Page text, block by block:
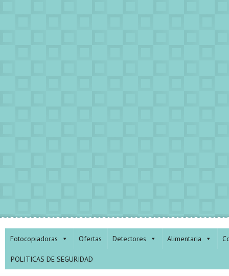
Fotocopiadoras Ofertas Detectores Alimentaria
POLITICAS DE SEGURIDAD